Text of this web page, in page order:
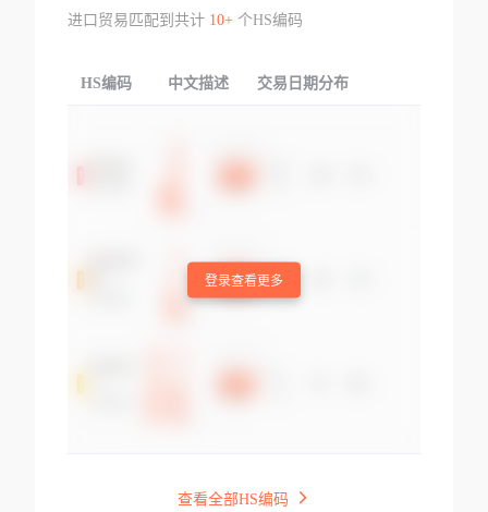
进口贸易匹配到共计 10+个HS编码
HS编码 中文描述 交易日期分布
登录查看更多
查看全部HS编码